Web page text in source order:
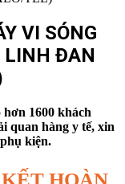
VI SÓNG
LINH ĐAN
1600 khách
quan hàng y tế, xin
kiện.
HOÀN